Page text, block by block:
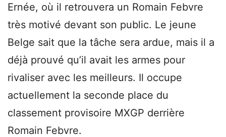
Ernée, où il retrouvera un Romain Febvre
très motivé devant son public. Le jeune
Belge sait que la tâche sera ardue, mais il a
déjà prouvé qu’il avait les armes pour
rivaliser avec les meilleurs. Il occupe
actuellement la seconde place du
classement provisoire MXGP derrière
Romain Febvre.